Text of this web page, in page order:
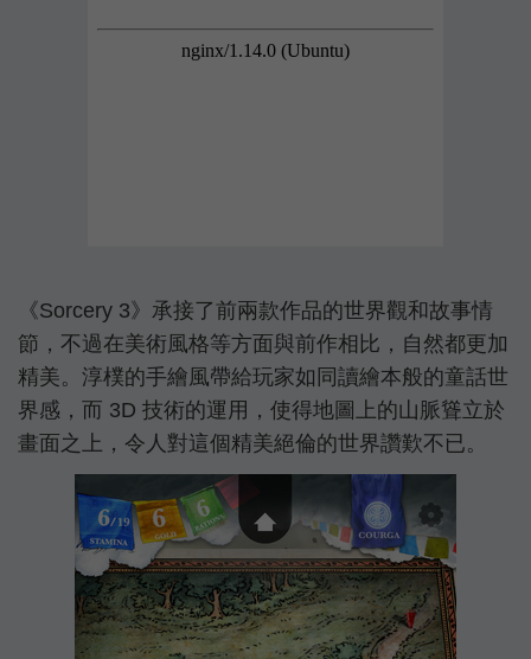
《Sorcery 3》承接了前兩款作品的世界觀和故事情
節，不過在美術風格等方面與前作相比，自然都更加
精美。淳樸的手繪風帶給玩家如同讀繪本般的童話世
界感，而 3D 技術的運用，使得地圖上的山脈聳立於
畫面之上，令人對這個精美絕倫的世界讚歎不已。